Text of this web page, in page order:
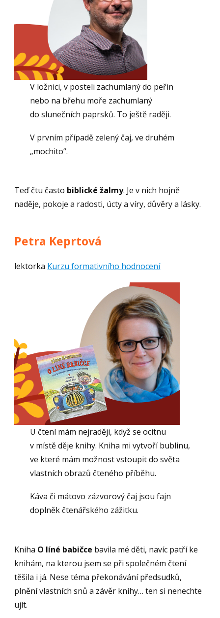
V ložnici, v posteli zachumlaný do peřin
nebo na břehu moře zachumlaný
do slunečních paprsků. To ještě raději.
V prvním případě zelený čaj, ve druhém
„mochito“.
Teď čtu často biblické žalmy. Je v nich hojně
naděje, pokoje a radosti, úcty a víry, důvěry a lásky.
Petra Keprtová
lektorka Kurzu formativního hodnocení
U čtení mám nejraději, když se ocitnu
v místě děje knihy. Kniha mi vytvoří bublinu,
ve které mám možnost vstoupit do světa
vlastních obrazů čteného příběhu.
Káva či mátovo zázvorový čaj jsou fajn
doplněk čtenářského zážitku.
Kniha O líné babičce bavila mé děti, navíc patří ke
knihám, na kterou jsem se při společném čtení
těšila i já. Nese téma překonávání předsudků,
plnění vlastních snů a závěr knihy… ten si nenechte
ujít.